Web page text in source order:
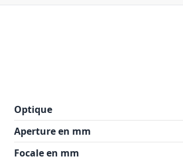
Optique
Aperture en mm
Focale en mm